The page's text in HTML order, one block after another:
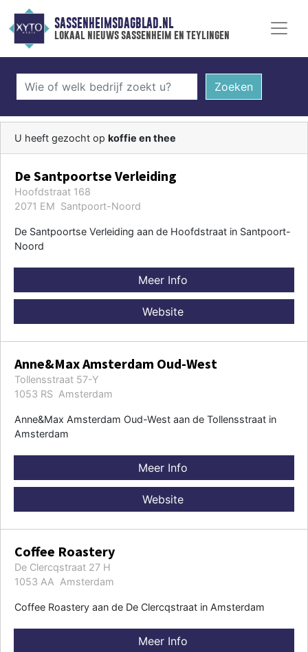
SASSENHEIMSDAGBLAD.NL
lokaal nieuws sassenheim en teylingen
Zoeken
U heeft gezocht op koffie en thee
De Santpoortse Verleiding
Hoofdstraat 168
2071 EM Santpoort-Noord
De Santpoortse Verleiding aan de Hoofdstraat in Santpoort-
Noord
Meer Info
Website
Anne&Max Amsterdam Oud-West
Tollensstraat 57-Y
1053 RS Amsterdam
Anne&Max Amsterdam Oud-West aan de Tollensstraat in
Amsterdam
Meer Info
Website
Coffee Roastery
De Clercqstraat 27 H
1053 AA Amsterdam
Coffee Roastery aan de De Clercqstraat in Amsterdam
Meer Info